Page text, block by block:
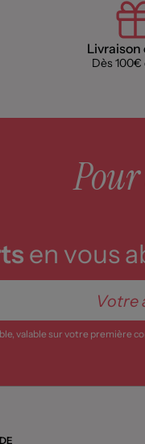
Dès 100€
en vous
valable sur votre première